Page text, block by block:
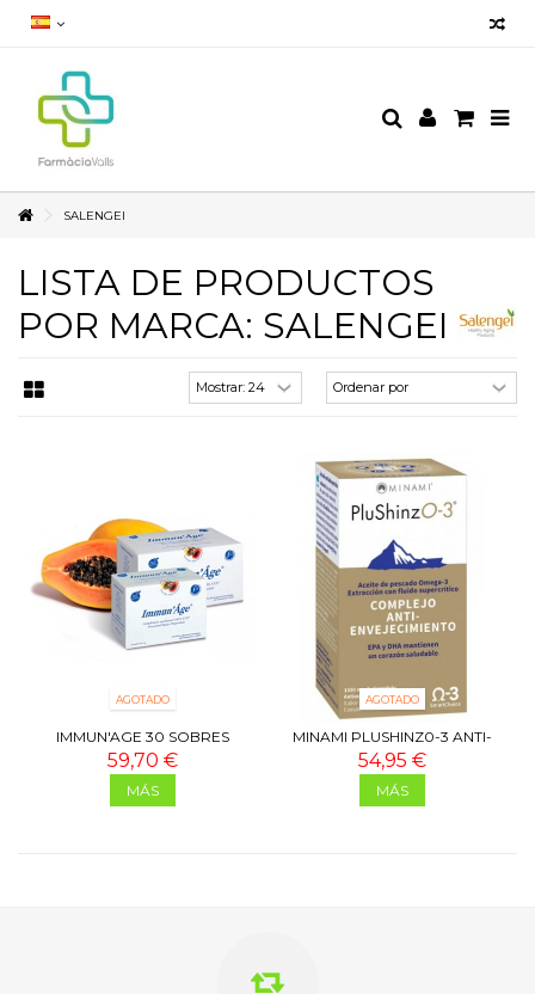
SALENGEI
LISTA DE PRODUCTOS
POR MARCA: SALENGEI
AGOTADO
IMMUN'AGE 30 SOBRES
59,70 €
MÁS
AGOTADO
MINAMI PLUSHINZ0-3 ANTI-
AGING
54,95 €
MÁS